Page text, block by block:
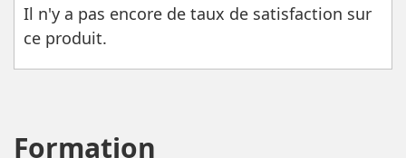
Il n'y a pas encore de taux de satisfaction sur
ce produit.
Formation